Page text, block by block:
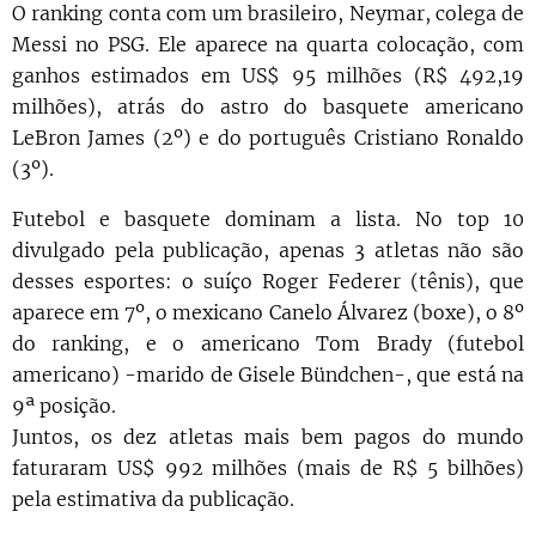
O ranking conta com um brasileiro, Neymar, colega de
Messi no PSG. Ele aparece na quarta colocação, com
ganhos estimados em US$ 95 milhões (R$ 492,19
milhões), atrás do astro do basquete americano
LeBron James (2º) e do português Cristiano Ronaldo
(3º).
Futebol e basquete dominam a lista. No top 10
divulgado pela publicação, apenas 3 atletas não são
desses esportes: o suíço Roger Federer (tênis), que
aparece em 7º, o mexicano Canelo Álvarez (boxe), o 8º
do ranking, e o americano Tom Brady (futebol
americano) -marido de Gisele Bündchen-, que está na
9ª posição.
Juntos, os dez atletas mais bem pagos do mundo
faturaram US$ 992 milhões (mais de R$ 5 bilhões)
pela estimativa da publicação.